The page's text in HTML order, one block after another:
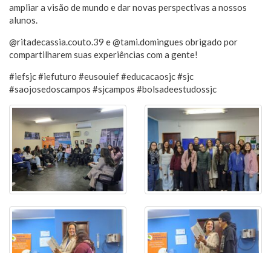
ampliar a visão de mundo e dar novas perspectivas a nossos
alunos.
@ritadecassia.couto.39 e @tami.domingues obrigado por
compartilharem suas experiências com a gente!
#iefsjc #iefuturo #eusouief #educacaosjc #sjc
#saojosedoscampos #sjcampos #bolsadeestudossjc